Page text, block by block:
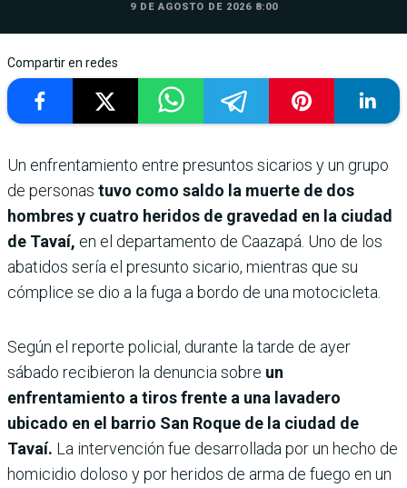
9 DE AGOSTO DE 2026 8:00
Compartir en redes
Un enfrentamiento entre presuntos sicarios y un grupo
de personas tuvo como saldo la muerte de dos
hombres y cuatro heridos de gravedad en la ciudad
de Tavaí, en el departamento de Caazapá. Uno de los
abatidos sería el presunto sicario, mientras que su
cómplice se dio a la fuga a bordo de una motocicleta.
Según el reporte policial, durante la tarde de ayer
sábado recibieron la denuncia sobre un
enfrentamiento a tiros frente a una lavadero
ubicado en el barrio San Roque de la ciudad de
Tavaí. La intervención fue desarrollada por un hecho de
homicidio doloso y por heridos de arma de fuego en un